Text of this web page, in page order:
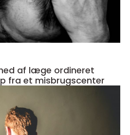
af læge ordineret
fra et misbrugscenter